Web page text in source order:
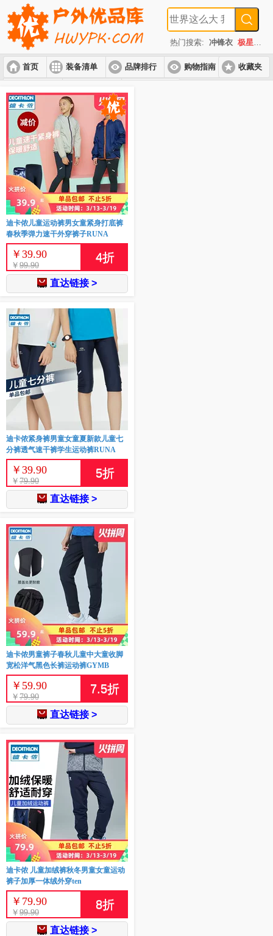
热门搜索: 冲锋衣 极星
首页 装备清单 品牌排行 购物指南 收藏夹
迪卡侬儿童运动裤男女童紧身打底裤
春秋季弹力速干外穿裤子RUNA
￥ 39.90
￥ 99.90
4折
直达链接 >
迪卡侬紧身裤男童女童夏新款儿童七
分裤透气速干裤学生运动裤RUNA
￥ 39.90
￥ 79.90
5折
直达链接 >
迪卡侬男童裤子春秋儿童中大童收脚
宽松洋气黑色长裤运动裤GYMB
￥ 59.90
￥ 79.90
7.5折
直达链接 >
迪卡侬 儿童加绒裤秋冬男童女童运动
裤子加厚一体绒外穿ten
￥ 79.90
￥ 99.90
8折
直达链接 >